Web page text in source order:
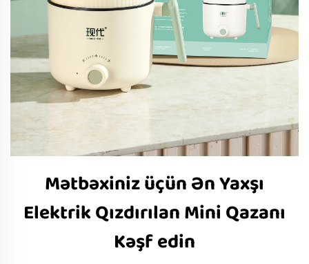
Mətbəxiniz üçün Ən Yaxşı
Elektrik Qızdırılan Mini Qazanı
Kəşf edin